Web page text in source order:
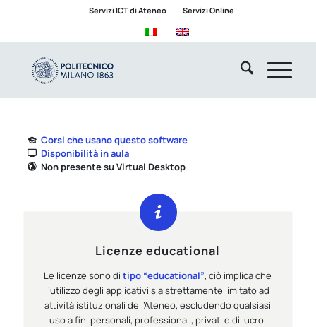
Servizi ICT di Ateneo Servizi Online
Corsi che usano questo software
Disponibilità in aula
Non presente su Virtual Desktop
Licenze educational
Le licenze sono ditipo “educational”, ciò implica che
l’utilizzo degli applicativi sia strettamente limitato ad
attività istituzionali dell’Ateneo, escludendo qualsiasi
uso a fini personali, professionali, privati e di lucro.